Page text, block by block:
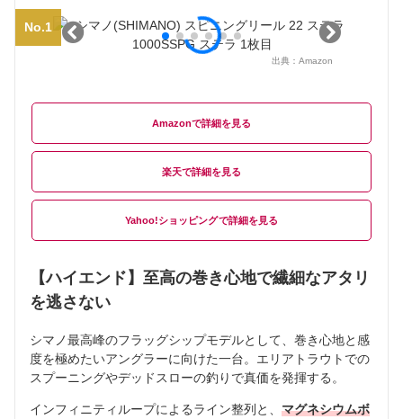
No.1
出典： Amazon
Amazon
楽天
Yahoo!ショッピング
【ハイエンド】至高の巻き心地で繊細なアタリ
を逃さない
シマノ最高峰のフラッグシップモデルとして、巻き心地と感
度を極めたいアングラーに向けた一台。エリアトラウトでの
スプーニングやデッドスローの釣りで真価を発揮する。
インフィニティループによるライン整列と、 マグネシウムボ